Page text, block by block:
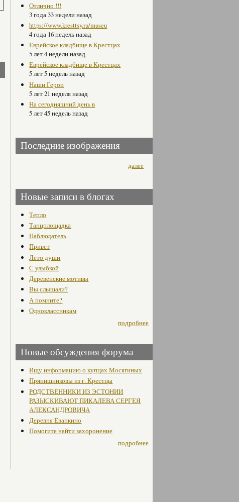
Отлично !!!
3 года 33 недели назад
https://www.kresttsy.ru/museu
4 года 16 недель назад
Еврейское кладбище в Крестцах
5 лет 4 недели назад
Еврейское кладбище в Крестцах
5 лет 5 недель назад
Наши Герои
5 лет 21 неделя назад
На сегодняшний день в
5 лет 45 недель назад
Последние изображения
далее
Новые записи в блогах
Тепло
Танцплощадка
Наблюдатель
Привет
Лето души
С улыбкой
Деревенские мотивы
Вы слышали?
А помните?
Одноклассникам
подробнее
Новые обсуждения форума
Ищу информацию о купцах Мосягиных
Прянишниковы из г. Крестцы
РОДСТВЕННИКИ ИЗ ЭСТОНИИ
РАЗЫСКИВАЮТ ПИКАЛЕВА СЕРГЕЯ
АЛЕКСАНДРОВИЧА
Деревня Еванкино
Помогите найти захоронение
подробнее